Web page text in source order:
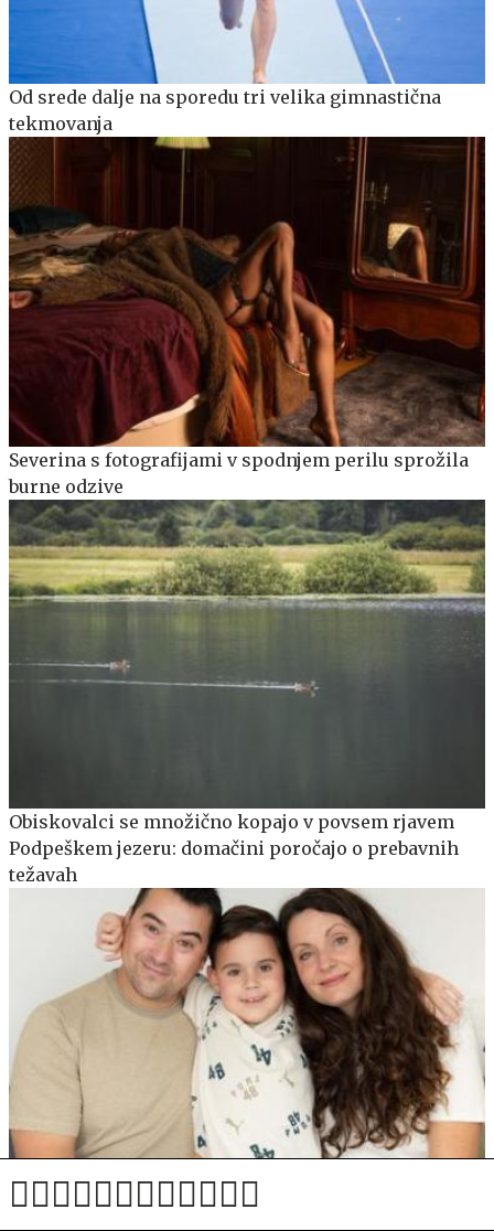
Od srede dalje na sporedu tri velika gimnastična
tekmovanja
Severina s fotografijami v spodnjem perilu sprožila
burne odzive
Obiskovalci se množično kopajo v povsem rjavem
Podpeškem jezeru: domačini poročajo o prebavnih
težavah
Čas neusmiljeno teče: Borila se bova do konca